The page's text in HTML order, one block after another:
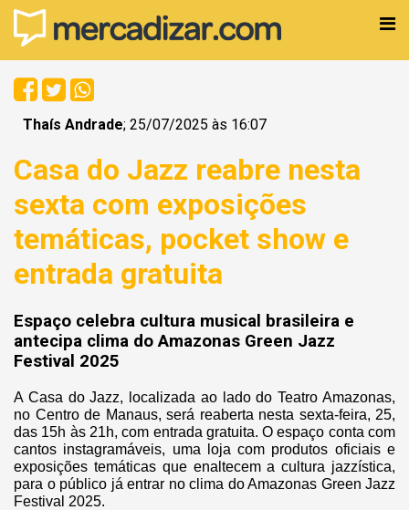
Thaís Andrade; 25/07/2025 às 16:07
Casa do Jazz reabre nesta
sexta com exposições
temáticas, pocket show e
entrada gratuita
Espaço celebra cultura musical brasileira e
antecipa clima do Amazonas Green Jazz
Festival 2025
A Casa do Jazz, localizada ao lado do Teatro Amazonas,
no Centro de Manaus, será reaberta nesta sexta-feira, 25,
das 15h às 21h, com entrada gratuita. O espaço conta com
cantos instagramáveis, uma loja com produtos oficiais e
exposições temáticas que enaltecem a cultura jazzística,
para o público já entrar no clima do Amazonas Green Jazz
Festival 2025.